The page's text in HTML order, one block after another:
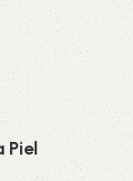
Piel